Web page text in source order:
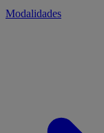
Modalidades